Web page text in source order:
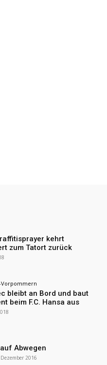
kehrt
zum Tatort zurück
bleibt an Bord und baut
beim F.C. Hansa aus
Abwegen
2016